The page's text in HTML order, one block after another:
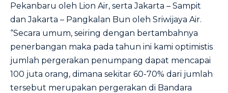
Pekanbaru oleh Lion Air, serta Jakarta – Sampit
dan Jakarta – Pangkalan Bun oleh Sriwijaya Air.
“Secara umum, seiring dengan bertambahnya
penerbangan maka pada tahun ini kami optimistis
jumlah pergerakan penumpang dapat mencapai
100 juta orang, dimana sekitar 60-70% dari jumlah
tersebut merupakan pergerakan di Bandara